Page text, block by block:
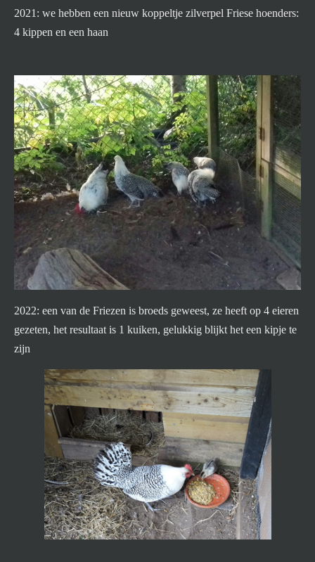
2021: we hebben een nieuw koppeltje zilverpel Friese hoenders:
4 kippen en een haan
2022: een van de Friezen is broeds geweest, ze heeft op 4 eieren
gezeten, het resultaat is 1 kuiken, gelukkig blijkt het een kipje te
zijn